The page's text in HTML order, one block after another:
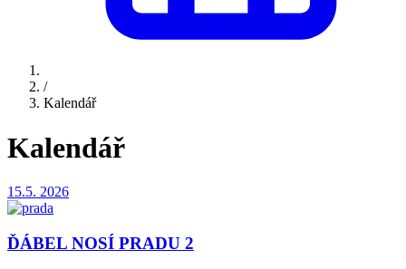
/
Kalendář
Kalendář
15.5. 2026
ĎÁBEL NOSÍ PRADU 2